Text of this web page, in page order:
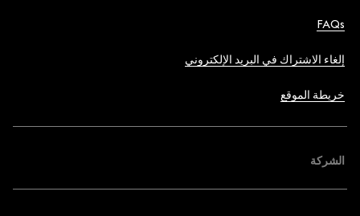
FAQs
إلغاء الاشتراك في البريد الإلكتروني
خريطة الموقع
الشركة